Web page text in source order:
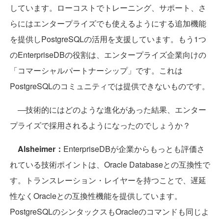
しています。ローコストでトレーニング、サポート、さ
らにはエンタープライズでも使えるようにする追加機能
を提供しPostgreSQLの活用を支援しています。もう1つ
のEnterpriseDBの役割は、エンタープライズ企業向けの
「コマーシャルパートナーシップ」です。これは
PostgreSQLのコミュニティでは提供できないものです。
―技術的にはどのような進化があった結果、エンター
プライズで採用されるようになったのでしょうか？
Alsheimer： EnterpriseDBが企業からもっとも評価さ
れている技術ポイントは、Oracle Databaseとの互換性で
す。トランスレーション・レイヤーを持つことで、遅延
性なくOracleとの互換性機能を提供しています。
PostgreSQLのシンタックスもOracleのコマンドも同じよ